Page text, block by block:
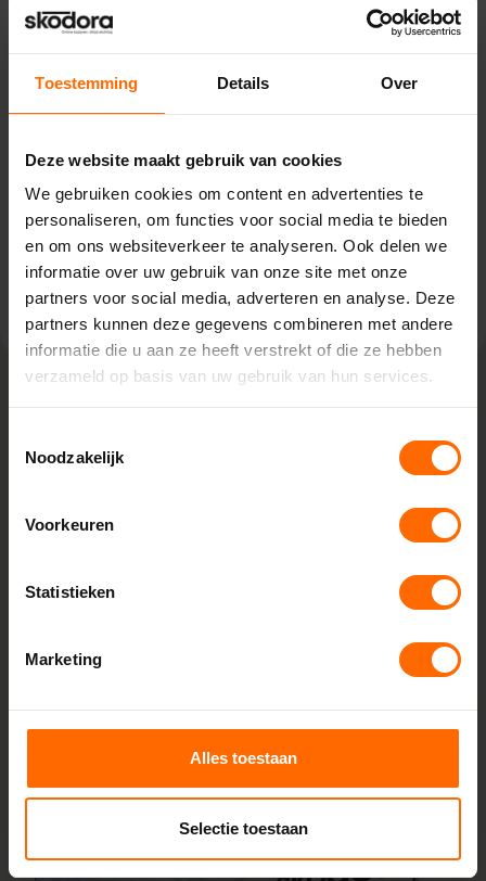
Toestemming Details Over
Deze website maakt gebruik van cookies
We gebruiken cookies om content en advertenties te
personaliseren, om functies voor social media te bieden
en om ons websiteverkeer te analyseren. Ook delen we
informatie over uw gebruik van onze site met onze
partners voor social media, adverteren en analyse. Deze
partners kunnen deze gegevens combineren met andere
informatie die u aan ze heeft verstrekt of die ze hebben
verzameld op basis van uw gebruik van hun services.
Noodzakelijk
Voorkeuren
Statistieken
Marketing
Alles toestaan
Selectie toestaan
Pick-up point
Eibergen – Witzand
Kiefteweg 2,
eibergen@skodora.nl
Selecteren als mijn vestiging
Bekijk vestiging info
fabriek
bron, zonder tussenhandelaren. Met onze fabrieken in
Heerenveen en Meppel garanderen we scherpe prijzen,
kozijnen bestellen simpel en snel. Configureer jouw kozijnen
onze vestigingen in de buurt van Overdinkel. Heb je vragen
staat altijd voor je klaar.
Lees meer over onze fabriek